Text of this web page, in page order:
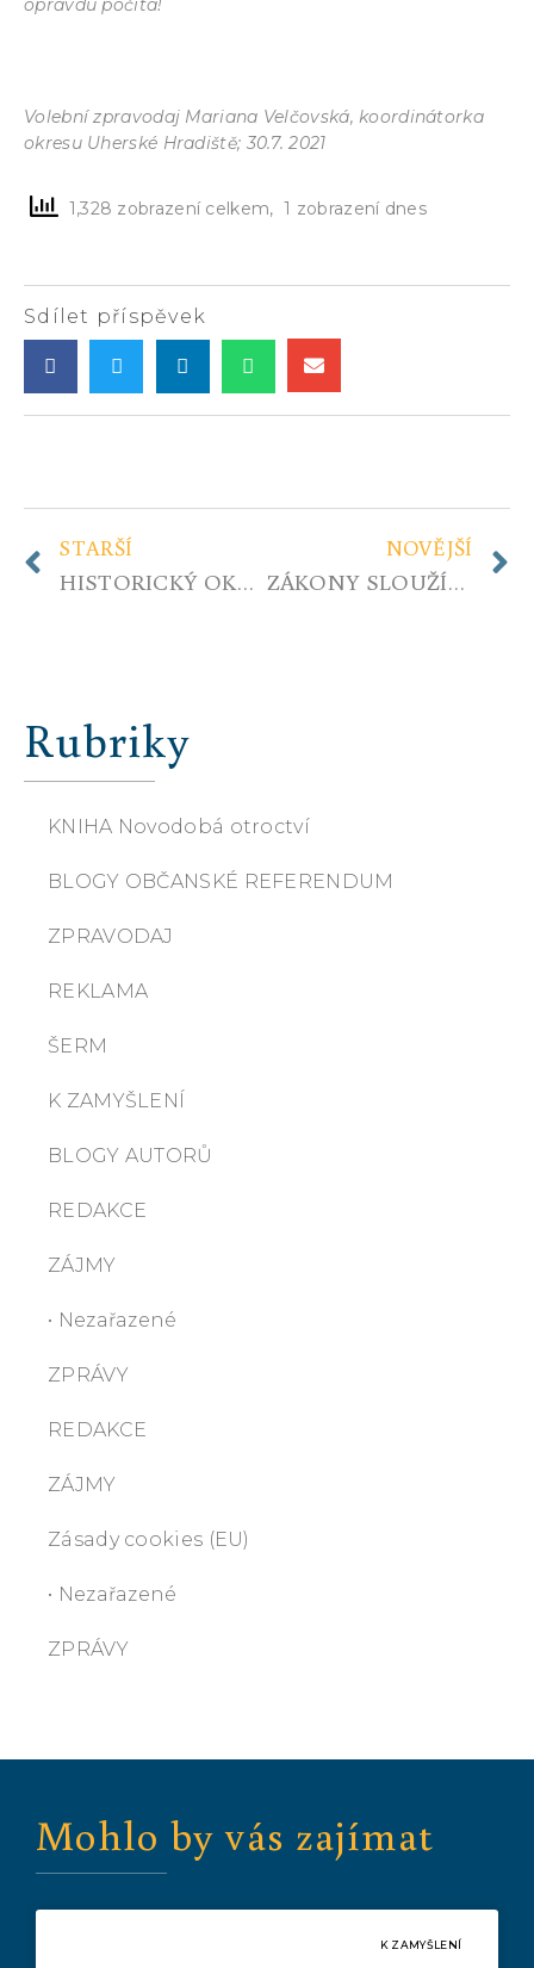
Volební zpravodaj Mariana Velčovská, koordinátorka
okresu Uherské Hradiště; 30.7. 2021
1,328 zobrazení celkem, 1 zobrazení dnes
Sdílet příspěvek
STARŠÍ
HISTORICKÝ OKAMŽIK – LIDOVÉ VOLBY
NOVĚJŠÍ
ZÁKONY SLOUŽÍCÍ OBČANŮM
Rubriky
KNIHA Novodobá otroctví
BLOGY OBČANSKÉ REFERENDUM
ZPRAVODAJ
REKLAMA
ŠERM
K ZAMYŠLENÍ
BLOGY AUTORŮ
REDAKCE
ZÁJMY
• Nezařazené
ZPRÁVY
REDAKCE
ZÁJMY
Zásady cookies (EU)
• Nezařazené
ZPRÁVY
Mohlo by vás zajímat
K ZAMYŠLENÍ